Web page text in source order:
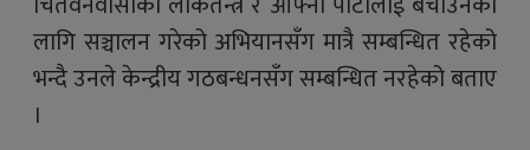
लागि सञ्चालन गरेको अभियानसँग मात्रै सम्बन्धित रहेको
भन्दै उनले केन्द्रीय गठबन्धनसँग सम्बन्धित नरहेको बताए
।